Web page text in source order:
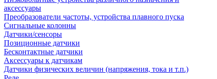
аксессуары
Преобразователи частоты, устройства плавного пуска
Сигнальные колонны
Датчики/сенсоры
Позиционные датчики
Бесконтактные датчики
Аксессуары к датчикам
Датчики физических величин (напряжения, тока и т.п.)